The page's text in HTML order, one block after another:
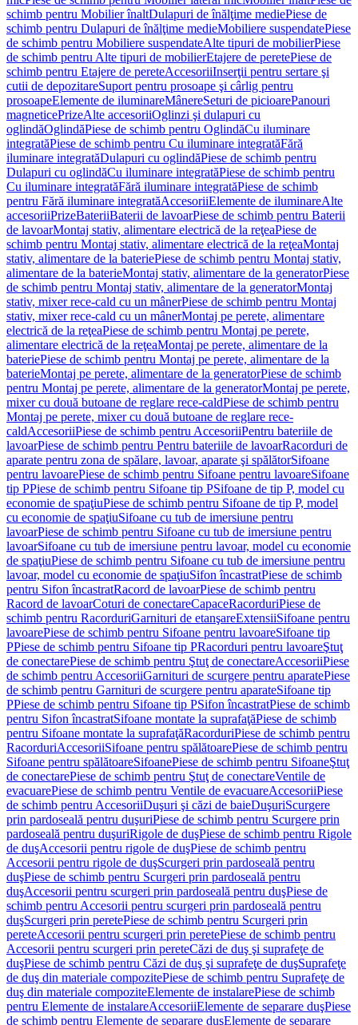
schimb pentru Mobilier înaltDulapuri de înălţime mediePiese de
schimb pentru Dulapuri de înălţime medieMobiliere suspendatePiese
de schimb pentru Mobiliere suspendateAlte tipuri de mobilierPiese
de schimb pentru Alte tipuri de mobilierEtajere de peretePiese de
schimb pentru Etajere de pereteAccesoriiInserţii pentru sertare şi
cutii de depozitareSuport pentru prosoape şi cârlig pentru
prosoapeElemente de iluminareMânereSeturi de picioarePanouri
magneticePrizeAlte accesoriiOglinzi şi dulapuri cu
oglindăOglindăPiese de schimb pentru OglindăCu iluminare
integratăPiese de schimb pentru Cu iluminare integratăFără
iluminare integratăDulapuri cu oglindăPiese de schimb pentru
Dulapuri cu oglindăCu iluminare integratăPiese de schimb pentru
Cu iluminare integratăFără iluminare integratăPiese de schimb
pentru Fără iluminare integratăAccesoriiElemente de iluminareAlte
accesoriiPrizeBateriiBaterii de lavoarPiese de schimb pentru Baterii
de lavoarMontaj stativ, alimentare electrică de la reţeaPiese de
schimb pentru Montaj stativ, alimentare electrică de la reţeaMontaj
stativ, alimentare de la bateriePiese de schimb pentru Montaj stativ,
alimentare de la baterieMontaj stativ, alimentare de la generatorPiese
de schimb pentru Montaj stativ, alimentare de la generatorMontaj
stativ, mixer rece-cald cu un mânerPiese de schimb pentru Montaj
stativ, mixer rece-cald cu un mânerMontaj pe perete, alimentare
electrică de la reţeaPiese de schimb pentru Montaj pe perete,
alimentare electrică de la reţeaMontaj pe perete, alimentare de la
bateriePiese de schimb pentru Montaj pe perete, alimentare de la
baterieMontaj pe perete, alimentare de la generatorPiese de schimb
pentru Montaj pe perete, alimentare de la generatorMontaj pe perete,
mixer cu două butoane de reglare rece-caldPiese de schimb pentru
Montaj pe perete, mixer cu două butoane de reglare rece-
caldAccesoriiPiese de schimb pentru AccesoriiPentru bateriile de
lavoarPiese de schimb pentru Pentru bateriile de lavoarRacorduri de
aparate pentru zona de spălare, lavoar, aparate şi spălătorSifoane
pentru lavoarePiese de schimb pentru Sifoane pentru lavoareSifoane
tip PPiese de schimb pentru Sifoane tip PSifoane de tip P, model cu
economie de spaţiuPiese de schimb pentru Sifoane de tip P, model
cu economie de spaţiuSifoane cu tub de imersiune pentru
lavoarPiese de schimb pentru Sifoane cu tub de imersiune pentru
lavoarSifoane cu tub de imersiune pentru lavoar, model cu economie
de spaţiuPiese de schimb pentru Sifoane cu tub de imersiune pentru
lavoar, model cu economie de spaţiuSifon încastratPiese de schimb
pentru Sifon încastratRacord de lavoarPiese de schimb pentru
Racord de lavoarCoturi de conectareCapaceRacorduriPiese de
schimb pentru RacorduriGarnituri de etanşareExtensiiSifoane pentru
lavoarePiese de schimb pentru Sifoane pentru lavoareSifoane tip
PPiese de schimb pentru Sifoane tip PRacorduri pentru lavoareŞtuţ
de conectarePiese de schimb pentru Ştuţ de conectareAccesoriiPiese
de schimb pentru AccesoriiGarnituri de scurgere pentru aparatePiese
de schimb pentru Garnituri de scurgere pentru aparateSifoane tip
PPiese de schimb pentru Sifoane tip PSifon încastratPiese de schimb
pentru Sifon încastratSifoane montate la suprafaţăPiese de schimb
pentru Sifoane montate la suprafaţăRacorduriPiese de schimb pentru
RacorduriAccesoriiSifoane pentru spălătoarePiese de schimb pentru
Sifoane pentru spălătoareSifoanePiese de schimb pentru SifoaneŞtuţ
de conectarePiese de schimb pentru Ştuţ de conectareVentile de
evacuarePiese de schimb pentru Ventile de evacuareAccesoriiPiese
de schimb pentru AccesoriiDuşuri şi căzi de baieDuşuriScurgere
prin pardoseală pentru duşuriPiese de schimb pentru Scurgere prin
pardoseală pentru duşuriRigole de duşPiese de schimb pentru Rigole
de duşAccesorii pentru rigole de duşPiese de schimb pentru
Accesorii pentru rigole de duşScurgeri prin pardoseală pentru
duşPiese de schimb pentru Scurgeri prin pardoseală pentru
duşAccesorii pentru scurgeri prin pardoseală pentru duşPiese de
schimb pentru Accesorii pentru scurgeri prin pardoseală pentru
duşScurgeri prin peretePiese de schimb pentru Scurgeri prin
pereteAccesorii pentru scurgeri prin peretePiese de schimb pentru
Accesorii pentru scurgeri prin pereteCăzi de duş şi suprafeţe de
duşPiese de schimb pentru Căzi de duş şi suprafeţe de duşSuprafeţe
de duş din materiale compozitePiese de schimb pentru Suprafeţe de
duş din materiale compoziteElemente de instalarePiese de schimb
pentru Elemente de instalareAccesoriiElemente de separare duşPiese
de schimb pentru Elemente de separare duşElemente de separare